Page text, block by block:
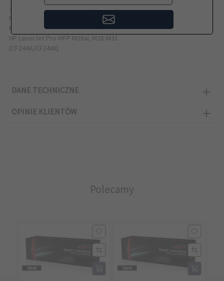
Zamiennik HP przeznaczony do modeli:
HP LaserJet Pro M14, M15, M15a, M15w, M17, M17a, M17w, M28a,
M28w, M29a, M29w, M30a, M30w, M31w
HP LaserJet Pro MFP M28w, M28-M31
(CF244A/CF244X)
DANE TECHNICZNE
OPINIE KLIENTÓW
Polecamy